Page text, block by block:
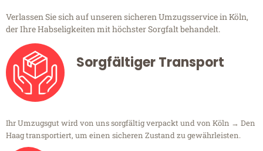
Verlassen Sie sich auf unseren sicheren Umzugsservice in Köln,
der Ihre Habseligkeiten mit höchster Sorgfalt behandelt.
Sorgfältiger Transport
Ihr Umzugsgut wird von uns sorgfältig verpackt und von Köln → Den
Haag transportiert, um einen sicheren Zustand zu gewährleisten.